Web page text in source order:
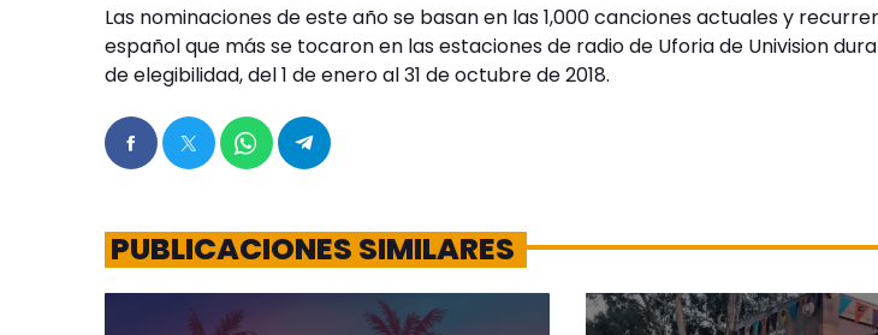
Las nominaciones de este año se basan en las 1,000 canciones actuales y
español que más se tocaron en las estaciones de radio de Uforia de Univision
de elegibilidad, del 1 de enero al 31 de octubre de 2018.
PUBLICACIONES SIMILARES